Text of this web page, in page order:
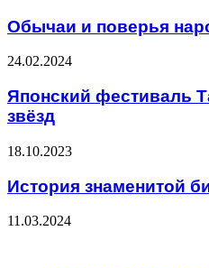
Обычаи и поверья
24.02.2024
Японский фестиваль
звёзд
18.10.2023
История знаменитой
11.03.2024